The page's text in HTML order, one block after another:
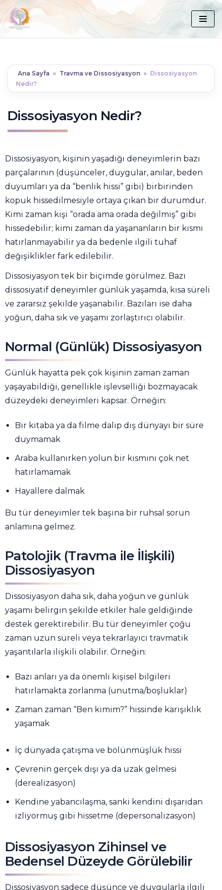
İçeriğe
geç
Ana Sayfa » Travma ve Dissosiyasyon » Dissosiyasyon
Nedir?
Dissosiyasyon Nedir?
Dissosiyasyon, kişinin yaşadığı deneyimlerin bazı
parçalarının (düşünceler, duygular, anılar, beden
duyumları ya da “benlik hissi” gibi) birbirinden
kopuk hissedilmesiyle ortaya çıkan bir durumdur.
Kimi zaman kişi “orada ama orada değilmiş” gibi
hissedebilir; kimi zaman da yaşananların bir kısmı
hatırlanmayabilir ya da bedenle ilgili tuhaf
değişiklikler fark edilebilir.
Dissosiyasyon tek bir biçimde görülmez. Bazı
dissosiyatif deneyimler günlük yaşamda, kısa süreli
ve zararsız şekilde yaşanabilir. Bazıları ise daha
yoğun, daha sık ve yaşamı zorlaştırıcı olabilir.
Normal (Günlük) Dissosiyasyon
Günlük hayatta pek çok kişinin zaman zaman
yaşayabildiği, genellikle işlevselliği bozmayacak
düzeydeki deneyimleri kapsar. Örneğin:
Bir kitaba ya da filme dalıp dış dünyayı bir süre
duymamak
Araba kullanırken yolun bir kısmını çok net
hatırlamamak
Hayallere dalmak
Bu tür deneyimler tek başına bir ruhsal sorun
anlamına gelmez.
Patolojik (Travma ile İlişkili)
Dissosiyasyon
Dissosiyasyon daha sık, daha yoğun ve günlük
yaşamı belirgin şekilde etkiler hale geldiğinde
destek gerektirebilir. Bu tür deneyimler çoğu
zaman uzun süreli veya tekrarlayıcı travmatik
yaşantılarla ilişkili olabilir. Örneğin:
Bazı anları ya da önemli kişisel bilgileri
hatırlamakta zorlanma (unutma/boşluklar)
Zaman zaman “Ben kimim?” hissinde karışıklık
yaşamak
İç dünyada çatışma ve bölünmüşlük hissi
Çevrenin gerçek dışı ya da uzak gelmesi
(derealizasyon)
Kendine yabancılaşma, sanki kendini dışarıdan
izliyormuş gibi hissetme (depersonalizasyon)
Dissosiyasyon Zihinsel ve
Bedensel Düzeyde Görülebilir
Dissosiyasyon sadece düşünce ve duygularla ilgili